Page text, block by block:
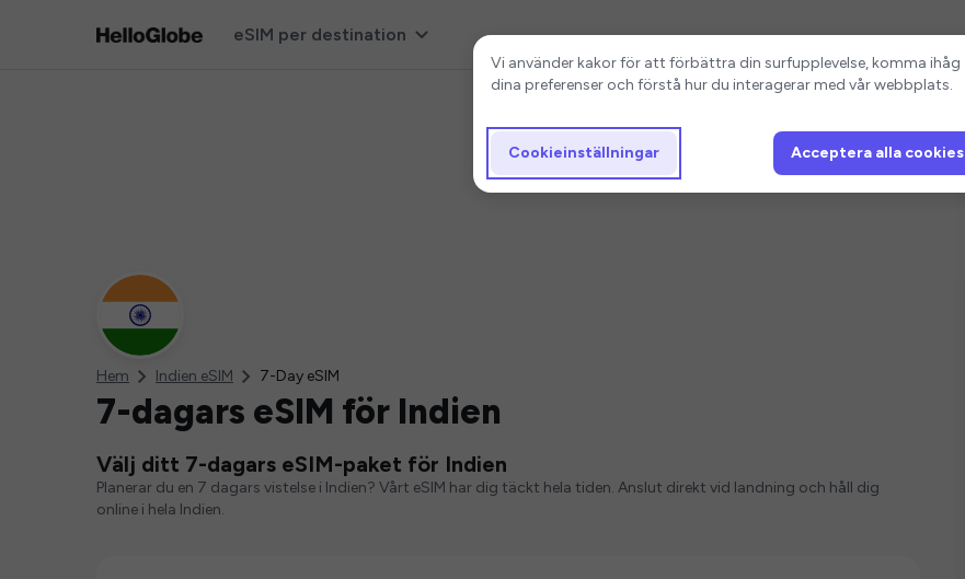
eSIM per destination
Hem Indien eSIM 7-Day eSIM
7-dagars eSIM för Indien
Välj ditt 7-dagars eSIM-paket för Indien
Planerar du en 7 dagars vistelse i Indien? Vårt eSIM har dig täckt hela tiden. Anslut direkt vid landning och håll dig
online i hela Indien.
Cookieinställningar
Vi använder kakor för att förbättra din surfupplevelse, komma ihåg
dina preferenser och förstå hur du interagerar med vår webbplats.
Cookieinställningar Acceptera alla cookies